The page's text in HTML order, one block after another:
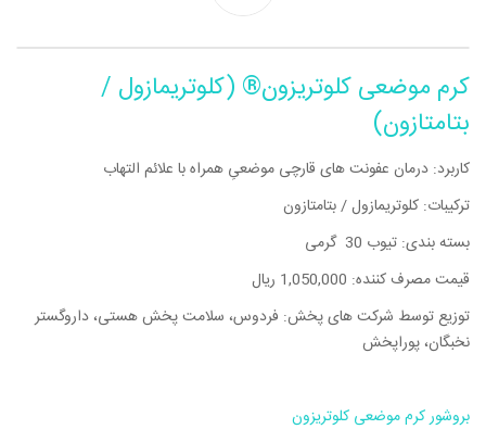
کرم موضعی کلوتریزون® (کلوتریمازول /
بتامتازون)
کاربرد: درمان عفونت های قارچی موضعیِ همراه با علائم التهاب
ترکیبات: کلوتریمازول / بتامتازون
بسته بندی: تیوب 30 گرمی
قیمت مصرف کننده: 1,050,000 ریال
توزیع توسط شرکت های پخش: فردوس، سلامت پخش هستی، داروگستر
نخبگان، پوراپخش
بروشور کرم موضعی کلوتریزون